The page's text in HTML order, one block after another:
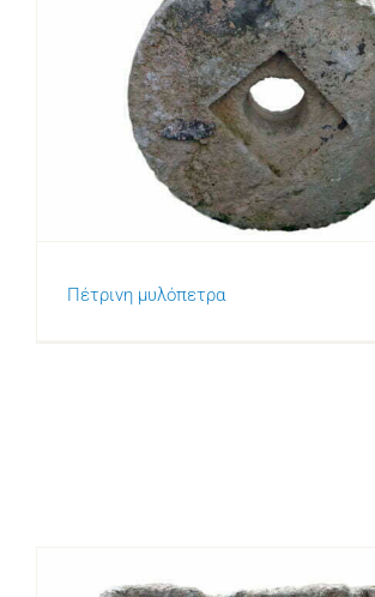
Πέτρινη μυλόπετρα
Πέτρινη μυλόπετρα